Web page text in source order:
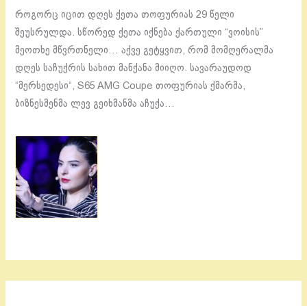
როგორც იცით დღეს ქეთა თოფურიას 29 წელი
შეუსრულდა. სწორედ ქეთა იქნება ქართული “ვოისის”
მეოთხე მწვრთნელი… აქვე გეტყვით, რომ მომღერალმა
დღეს საჩუქრის სახით მანქანა მიიღო. სავარაუდოდ
“მერსედესი“, S65 AMG Coupe თოფურიას ქმარმა,
ბიზნესმენმა ლევ გეიხმანმა აჩუქა…